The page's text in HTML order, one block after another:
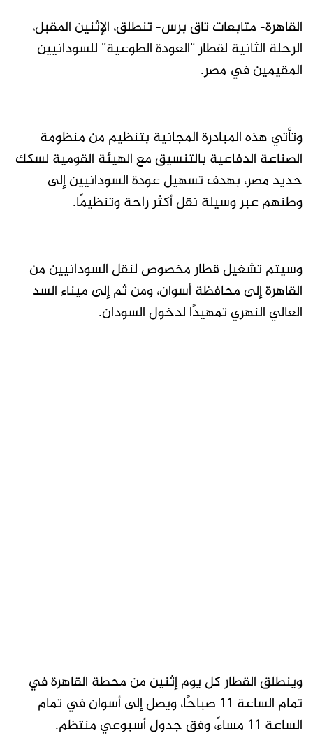
القاهرة- متابعات تاق برس- تنطلق، الإثنين المقبل،
الرحلة الثانية لقطار “العودة الطوعية” للسودانيين
المقيمين في مصر.
وتأتي هذه المبادرة المجانية بتنظيم من منظومة
الصناعة الدفاعية بالتنسيق مع الهيئة القومية لسكك
حديد مصر، بهدف تسهيل عودة السودانيين إلى
وطنهم عبر وسيلة نقل أكثر راحة وتنظيمًا.
وسيتم تشغيل قطار مخصوص لنقل السودانيين من
القاهرة إلى محافظة أسوان، ومن ثم إلى ميناء السد
العالي النهري تمهيدًا لدخول السودان.
وينطلق القطار كل يوم إثنين من محطة القاهرة في
تمام الساعة 11 صباحًا، ويصل إلى أسوان في تمام
الساعة 11 مساءً، وفق جدول أسبوعي منتظم.